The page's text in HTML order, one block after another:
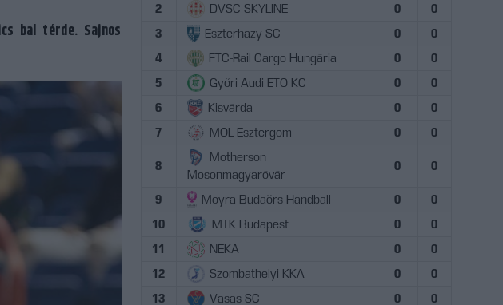
bal térde. Sajnos
2
DVSC SKYLINE 0
0
3
Eszterházy SC 0
0
4
FTC-Rail Cargo Hungária 0
0
5
Győri Audi ETO KC 0
0
6
Kisvárda 0
0
7
MOL Esztergom 0 0
8
Motherson
Mosonmagyaróvár
0 0
9 Moyra-Budaörs Handball 0
0
10
MTK Budapest 0
0
11
NEKA 0
0
12
Szombathelyi KKA 0
0
13
Vasas SC 0
0